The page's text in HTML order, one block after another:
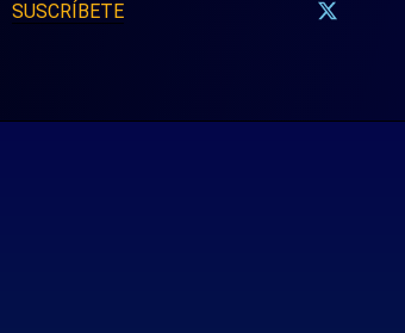
SUSCRÍBETE